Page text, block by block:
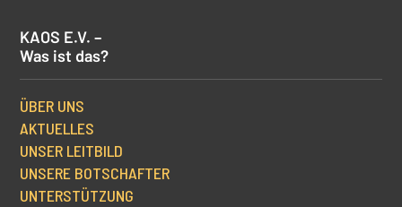
KAOS E.V. –
Was ist das?
ÜBER UNS
AKTUELLES
UNSER LEITBILD
UNSERE BOTSCHAFTER
UNTERSTÜTZUNG